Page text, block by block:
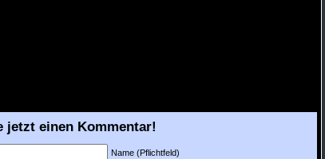
jetzt einen Kommentar!
Name (Pflichtfeld)